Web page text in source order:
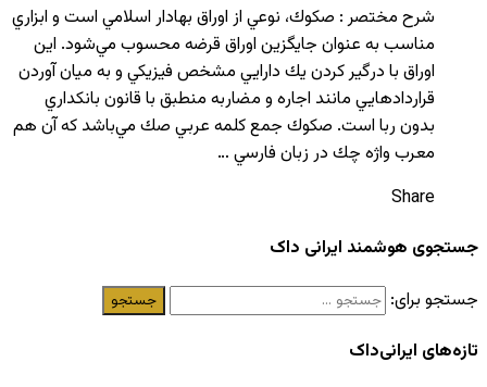
شرح مختصر : صكوك، نوعي از اوراق بهادار اسلامي است و ابزاري
مناسب به عنوان جايگزين اوراق قرضه محسوب مي‌شود. اين
اوراق با درگير كردن يك دارايي مشخص فيزيكي و به ميان آوردن
قراردادهايي مانند اجاره و مضاربه منطبق با قانون بانكداري
بدون ربا است. صكوك جمع كلمه عربي صك مي‌باشد كه آن هم
معرب واژه چك در زبان فارسي …
Share
جستجوی هوشمند ایرانی داک
جستجو برای:
تازه‌های ایرانی‌داک